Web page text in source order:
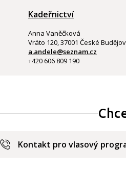
Kadeřnictví
Anna Vaněčková
Vráto 120, 37001 České
a.andele@seznam.cz
+420 606 809 190
Kontakt pro vlasový